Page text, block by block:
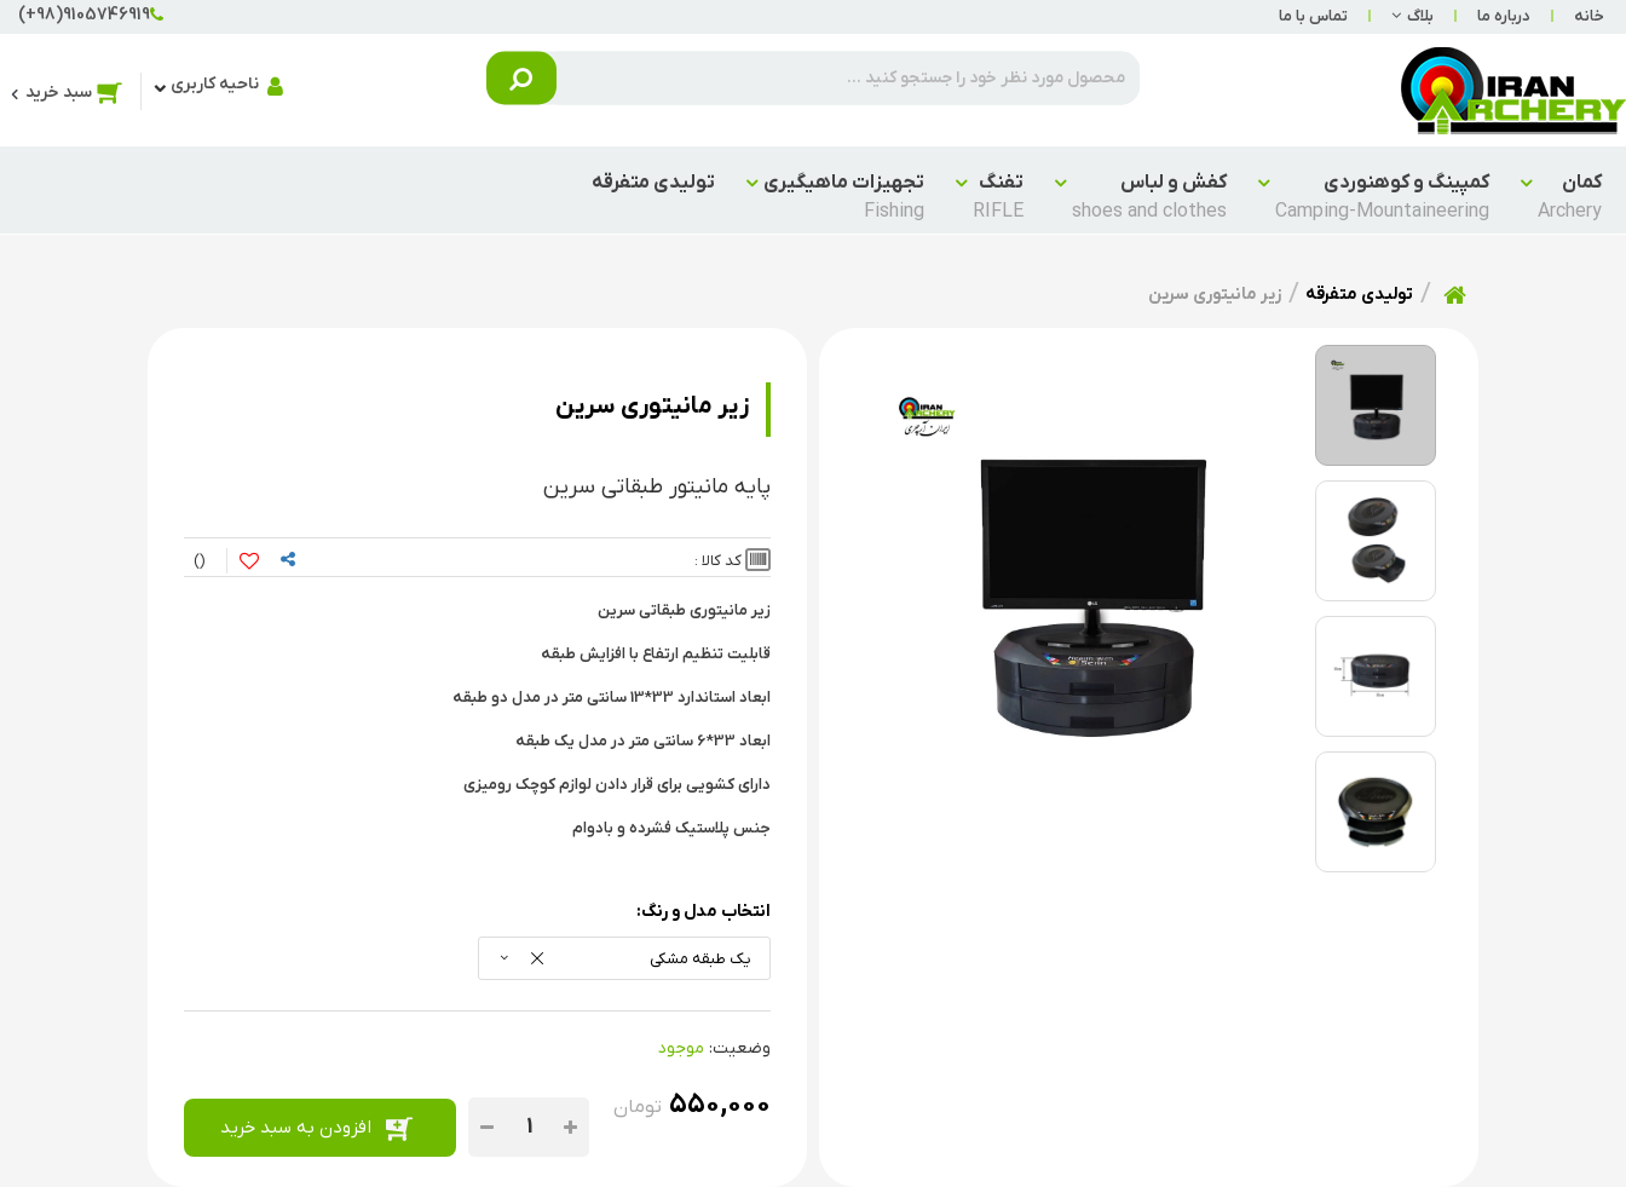
خانه درباره ما بلاگ تماس با ما (+98)9105746919
کمان
Archery
کمپینگ و کوهنوردی
Camping-Mountaineering
کفش و لباس
shoes and clothes
تفنگ
RIFLE
تجهیزات ماهیگیری
Fishing
تولیدی متفرقه
سبد خرید ناحیه کاربری
تولیدی متفرقه زیر مانیتوری سرین
زیر مانیتوری سرین
پایه مانیتور طبقاتی سرین
کد کالا :
زیر مانیتوری طبقاتی سرین
قابلیت تنظیم ارتفاع با افزایش طبقه
ابعاد استاندارد 33*13 سانتی متر در مدل دو طبقه
ابعاد 33*6 سانتی متر در مدل یک طبقه
دارای کشویی برای قرار دادن لوازم کوچک رومیزی
جنس پلاستیک فشرده و بادوام
انتخاب مدل و رنگ:
یک طبقه مشکی
وضعیت: موجود
۵۵۰,۰۰۰ تومان
افزودن به سبد خرید